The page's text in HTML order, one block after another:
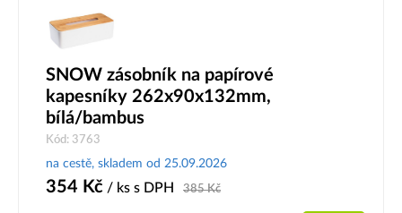
SNOW zásobník na papírové
kapesníky 262x90x132mm,
bílá/bambus
Kód: 3763
na cestě, skladem od 25.09.2026
354 Kč / ks s DPH 385Kč